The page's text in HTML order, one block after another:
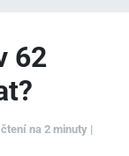
62
čtení na 2 minuty |